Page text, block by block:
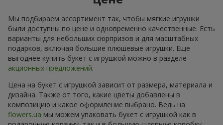
Мы подбираем ассортимент так, чтобы мягкие игрушки
были доступны по цене и одновременно качественные. Есть
варианты для небольших сюрпризов и для масштабных
подарков, включая большие плюшевые игрушки. Еще
выгоднее купить букет с игрушкой можно в разделе
акционных предложений.
Цена на букет с игрушкой зависит от размера, материала и
дизайна. Также от того, какие цветы добавлены в
композицию и какое оформление выбрано. Ведь на
flowers.ua мы можем упаковать букет с игрушкой как в